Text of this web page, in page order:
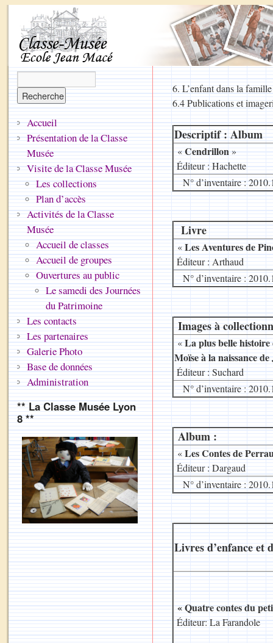
6. L’enfant dans la
6.4 Publications et
Descriptif : Album
«Cendrillon»
.Éditeur : Hachette
N° d’inventaire :
Livre
«Les Aventures de
.Éditeur : Arthaud
N° d’inventaire :
Images à
«La plus belle histoire
Moïse à la naissance de
.Éditeur : Suchard
N° d’inventaire :
Album :
«Les Contes de
.Éditeur : Dargaud
N° d’inventaire :
Livres d’enfance et
« Quatre contes du
.Éditeur: La Farandole
Accueil
Présentation de la Classe
Musée
Visite de la Classe Musée
Les collections
Plan d’accès
Activités de la Classe
Musée
Accueil de classes
Accueil de groupes
Ouvertures au public
Le samedi des Journées
du Patrimoine
Les contacts
Les partenaires
Galerie Photo
Base de données
Administration
** La Classe Musée Lyon
8 **